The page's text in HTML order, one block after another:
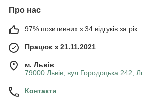
Про нас
97% позитивних з 34 відгуків за рік
Працює з 21.11.2021
м. Львів
79000 Львів, вул.Городоцька 242,
Контакти